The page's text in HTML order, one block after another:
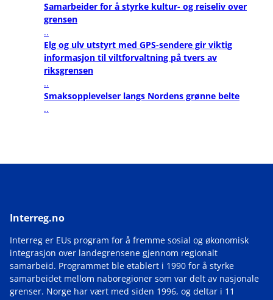
Samarbeider for å styrke kultur- og reiseliv over
grensen
..
Elg og ulv utstyrt med GPS-sendere gir viktig
informasjon til viltforvaltning på tvers av
riksgrensen
..
Smaksopplevelser langs Nordens grønne belte
..
Interreg.no
Interreg er EUs program for å fremme sosial og økonomisk
integrasjon over landegrensene gjennom regionalt
samarbeid. Programmet ble etablert i 1990 for å styrke
samarbeidet mellom naboregioner som var delt av nasjonale
grenser. Norge har vært med siden 1996, og deltar i 11